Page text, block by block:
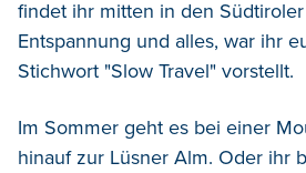
findet ihr mitten in den
Entspannung und alles, war ihr
Stichwort "Slow Travel" vorstellt.
Im Sommer geht es bei einer
hinauf zur Lüsner Alm. Oder ihr